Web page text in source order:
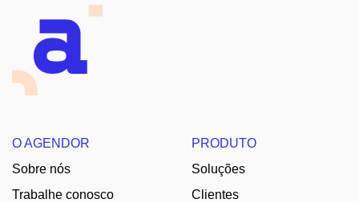
O AGENDOR
Sobre nós
Trabalhe conosco
PRODUTO
Soluções
Clientes